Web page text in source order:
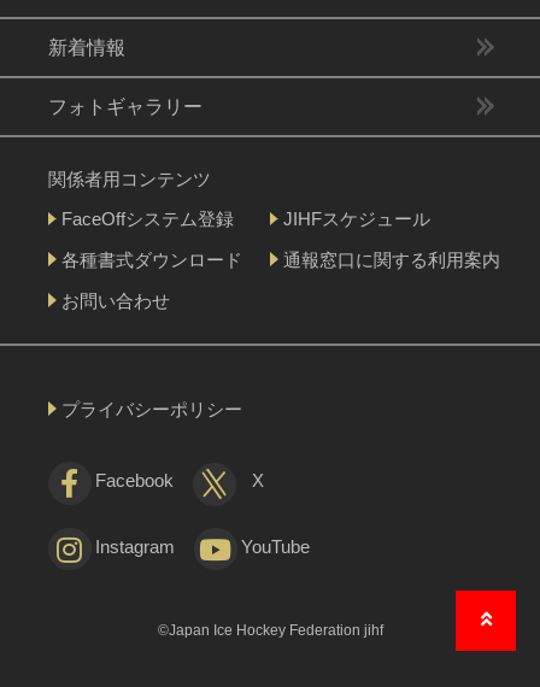
新着情報
フォトギャラリー
関係者用コンテンツ
FaceOffシステム登録
JIHFスケジュール
各種書式ダウンロード
通報窓口に関する利用案内
お問い合わせ
プライバシーポリシー
Facebook X
Instagram YouTube
©Japan Ice Hockey Federation jihf